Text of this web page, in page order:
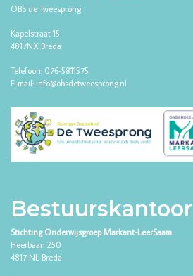
OBS de Tweesprong
Kapelstraat 15
4817NX Breda
Telefoon: 076-5811575
E-mail: info@obsdetweesprong.nl
Bestuurskantoor
Stichting Onderwijsgroep Markant-LeerSaam
Heerbaan 250
4817 NL Breda